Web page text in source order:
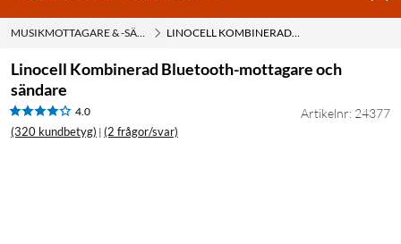
MUSIKMOTTAGARE & -SÄNDARE LINOCELL KOMBINERAD BLUETOOTH-MOTTAGARE OCH SÄNDARE
Linocell Kombinerad Bluetooth-mottagare och
sändare
4.0
(320 kundbetyg) | (2 frågor/svar)
Artikelnr: 24377